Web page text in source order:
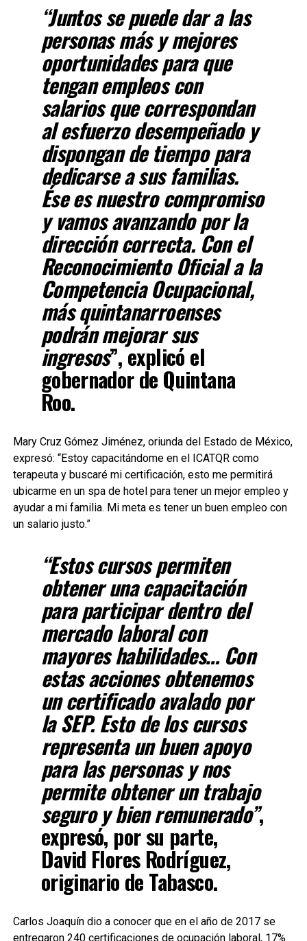
“Juntos se puede dar a las
personas más y mejores
oportunidades para que
tengan empleos con
salarios que correspondan
al esfuerzo desempeñado y
dispongan de tiempo para
dedicarse a sus familias.
Ése es nuestro compromiso
y vamos avanzando por la
dirección correcta. Con el
Reconocimiento Oficial a la
Competencia Ocupacional,
más quintanarroenses
podrán mejorar sus
ingresos”, explicó el
gobernador de Quintana
Roo.
Mary Cruz Gómez Jiménez, oriunda del Estado de México,
expresó: “Estoy capacitándome en el ICATQR como
terapeuta y buscaré mi certificación, esto me permitirá
ubicarme en un spa de hotel para tener un mejor empleo y
ayudar a mi familia. Mi meta es tener un buen empleo con
un salario justo.”
“Estos cursos permiten
obtener una capacitación
para participar dentro del
mercado laboral con
mayores habilidades… Con
estas acciones obtenemos
un certificado avalado por
la SEP. Esto de los cursos
representa un buen apoyo
para las personas y nos
permite obtener un trabajo
seguro y bien remunerado”,
expresó, por su parte,
David Flores Rodríguez,
originario de Tabasco.
Carlos Joaquín dio a conocer que en el año de 2017 se
entregaron 240 certificaciones de ocupación laboral, 17%